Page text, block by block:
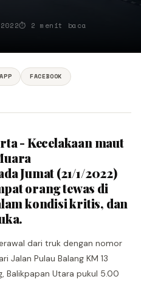
⏱ 2 menit baca
FACEBOOK
- Kecelakaan maut
Jumat (21/1/2022)
orang tewas di
kondisi kritis, dan
dari truk dengan nomor
Jalan Pulau Balang KM 13
Balikpapan Utara pukul 5.00